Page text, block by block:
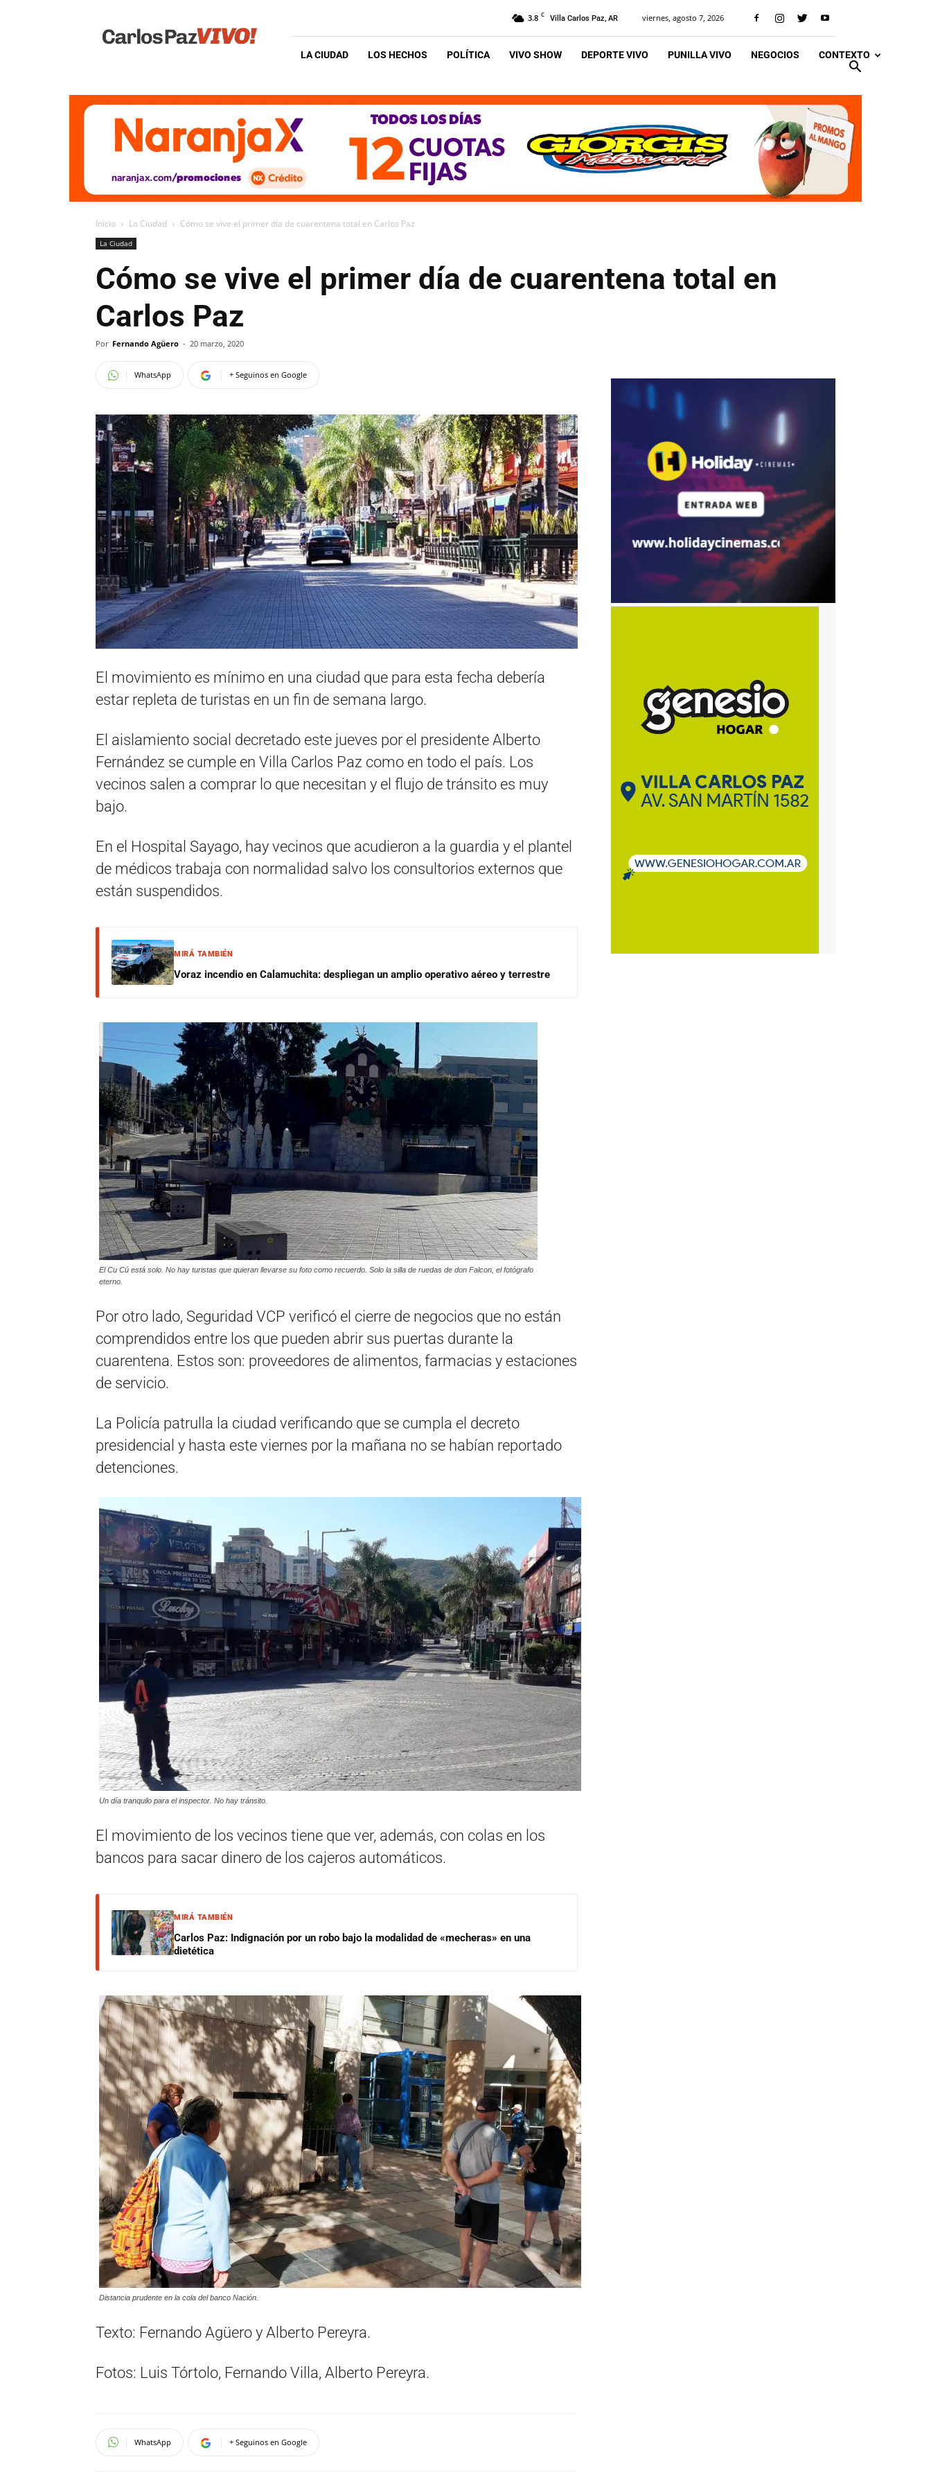
Vivo
3.8 C Villa Carlos Paz, AR viernes, agosto 7, 2026
LA CIUDAD LOS HECHOS POLÍTICA VIVO SHOW DEPORTE VIVO PUNILLA VIVO NEGOCIOS CONTEXTO
Inicio La Ciudad Cómo se vive el primer día de cuarentena total en Carlos Paz
La Ciudad
Cómo se vive el primer día de cuarentena total en
Carlos Paz
Por Fernando Agüero - 20 marzo, 2020
WhatsApp + Seguinos en Google
El movimiento es mínimo en una ciudad que para esta fecha debería
estar repleta de turistas en un fin de semana largo.
El aislamiento social decretado este jueves por el presidente Alberto
Fernández se cumple en Villa Carlos Paz como en todo el país. Los
vecinos salen a comprar lo que necesitan y el flujo de tránsito es muy
bajo.
En el Hospital Sayago, hay vecinos que acudieron a la guardia y el plantel
de médicos trabaja con normalidad salvo los consultorios externos que
están suspendidos.
MIRÁ TAMBIÉN
Voraz incendio en Calamuchita: despliegan un amplio operativo aéreo y terrestre
El Cu Cú está solo. No hay turistas que quieran llevarse su foto como recuerdo. Solo la silla de ruedas de don Falcon, el fotógrafo
eterno.
Por otro lado, Seguridad VCP verificó el cierre de negocios que no están
comprendidos entre los que pueden abrir sus puertas durante la
cuarentena. Estos son: proveedores de alimentos, farmacias y estaciones
de servicio.
La Policía patrulla la ciudad verificando que se cumpla el decreto
presidencial y hasta este viernes por la mañana no se habían reportado
detenciones.
Un día tranquilo para el inspector. No hay tránsito.
El movimiento de los vecinos tiene que ver, además, con colas en los
bancos para sacar dinero de los cajeros automáticos.
MIRÁ TAMBIÉN
Carlos Paz: Indignación por un robo bajo la modalidad de «mecheras» en una
dietética
Distancia prudente en la cola del banco Nación.
Texto: Fernando Agüero y Alberto Pereyra.
Fotos: Luis Tórtolo, Fernando Villa, Alberto Pereyra.
WhatsApp + Seguinos en Google